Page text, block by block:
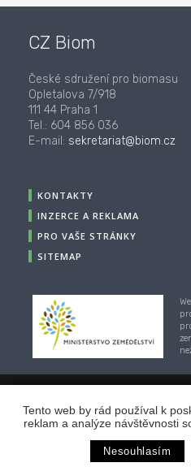
Tento web by rád používal k
reklam a analýze návštěvnosti
Nesouhlasím
CZ Biom
České sdružení pro biomasu
Opletalova 7/918
111 44 Praha 1
Tel.: 604 856 036
E-mail: sekretariat@biom.cz
KONTAKTY
INZERCE A REKLAMA
PRO VAŠE STRÁNKY
SITEMAP
© 2001-2018, CZ Biom -
Webhosting / webdesign /